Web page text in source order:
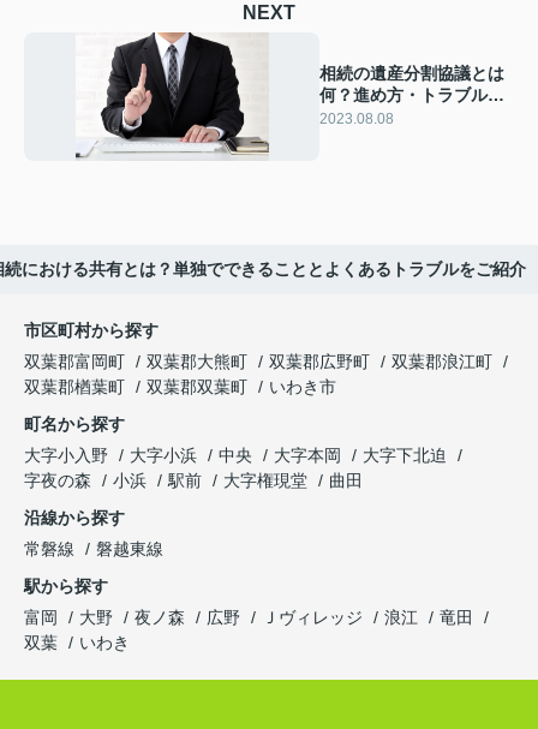
NEXT
相続の遺産分割協議とは
何？進め方・トラブルの
解決策をご紹介！
2023.08.08
続における共有とは？単独でできることとよくあるトラブルをご紹介
市区町村から探す
双葉郡富岡町
双葉郡大熊町 双葉郡広野町
双葉郡浪江町
双葉郡楢葉町
双葉郡双葉町
いわき市
町名から探す
大字小入野
大字小浜 中央 大字本岡
大字下北迫
字夜の森
小浜 駅前 大字権現堂
曲田
沿線から探す
常磐線
磐越東線
駅から探す
富岡
大野 夜ノ森 広野 Ｊヴィレッジ 浪江
竜田
双葉
いわき